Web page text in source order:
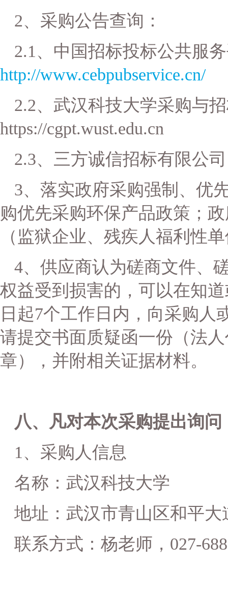
2、采购公告查询：
2.1 、 中国招标投标公共服
http://www.cebpubservice.cn/
2.2、 武汉科技大学采购与
https://cgpt.wust.edu.cn
2.3、 三方诚信招标有限公司
3、 落实政府采购强制、优
购优先采购环保产品政策；
（监狱企业、残疾人福利性
4、供应商认为磋商文件、
权益受到损害的，可以在知
日起7个工作日内，向采购人
请提交书面质疑函一份（法
章），并附相关证据材料。
八、凡对本次采购提出询
1、采购人信息
名称： 武汉科技大学
地址： 武汉市青山区和平大
联系方式： 杨老师， 027-